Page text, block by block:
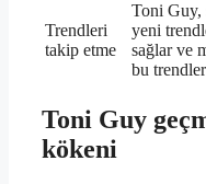
Trendleri
takip etme
Toni Guy,
yeni
sağlar ve
bu
Toni Guy
kökeni